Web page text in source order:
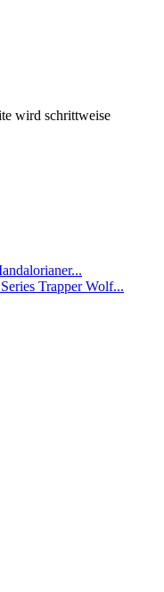
wird schrittweise
Trapper Wolf...